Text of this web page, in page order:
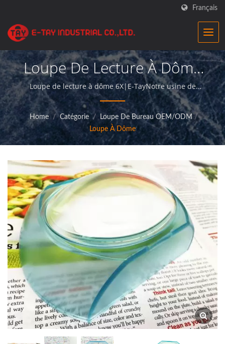
Français
Loupe De Lecture À Dôme
6X| Loupes Avec Éclairage
En Gros |E-Tay
Loupe de lecture à dôme 6X|E-TayNotre usine de
loupes est un fabricant professionnel qui propose des
loupes de qualité supérieure et offre un service
irréprochable à ses clients.
Home / Catégorie / Loupe De Bureau OEM/ODM /
Loupe À Dôme